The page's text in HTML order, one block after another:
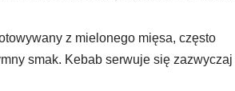
z mielonego mięsa, często
smak. Kebab serwuje się zazwyczaj